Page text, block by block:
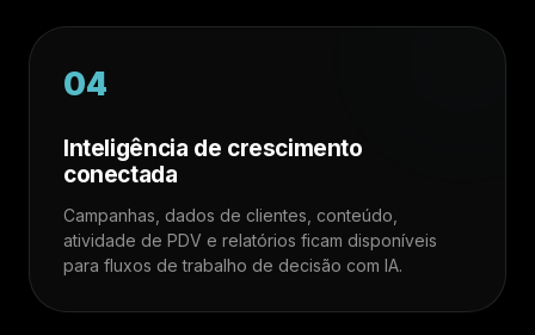
04
Inteligência de crescimento
conectada
Campanhas, dados de clientes, conteúdo,
atividade de PDV e relatórios ficam disponíveis
para fluxos de trabalho de decisão com IA.